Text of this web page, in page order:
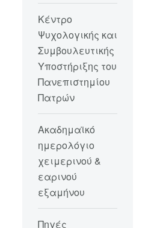
Κέντρο
Ψυχολογικής και
Συμβουλευτικής
Υποστήριξης του
Πανεπιστημίου
Πατρών
Ακαδημαϊκό
ημερολόγιο
χειμερινού &
εαρινού
εξαμήνου
Πηγές